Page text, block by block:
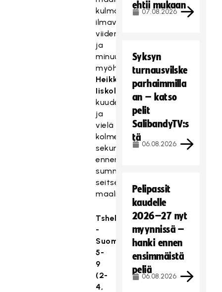
kulmalta
ilmaveivillä
viidennen
ja
minuuttia
myöhemmin
Heikki
Iiskola
kuudennen
ja
vielä
kolme
sekuntia
ennen
summeria
seitsemännen
maalin.
Tshekki
-
Suomi
5-
9
(2-
4,
ehtii mukaan
07.08.2026
Syksyn
turnausvilske
parhaimmilla
an – katso
pelit
SalibandyTV:s
tä
06.08.2026
Pelipassit
kaudelle
2026–27 nyt
myynnissä –
hanki ennen
ensimmäistä
peliä
06.08.2026